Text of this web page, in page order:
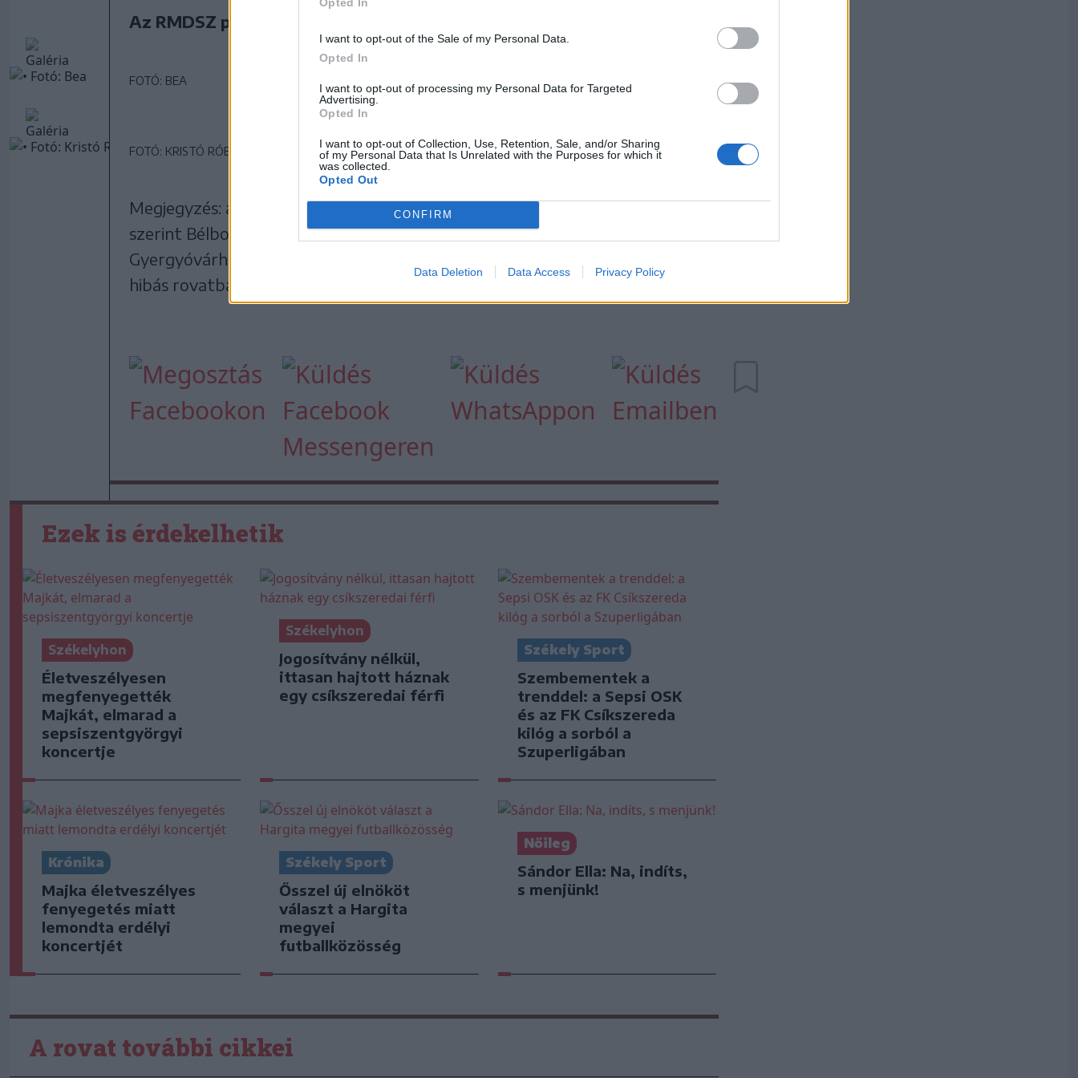
I want to opt-out of the Sale of my Personal Data.
Opted In
I want to opt-out of processing my Personal Data for Targeted
Advertising.
Opted In
I want to opt-out of Collection, Use, Retention, Sale, and/or Sharing
of my Personal Data that Is Unrelated with the Purposes for which it
was collected.
Opted Out
CONFIRM
Data Deletion Data Access Privacy Policy
Az RMDSZ párhuzamos számlálásának összesítése:
FOTÓ: BEA
FOTÓ: KRISTÓ RÓBERT
Megjegyzés: a mellékelt táblázatokat az RMDSZ-től kaptuk, s a jelek
szerint Bélborból, Maroshévízről, Borszékről, Gyergyóalfaluból,
Gyergyóvárhegyről nincsenek benne adatok. Balánbányánál valószínűleg
hibás rovatban szerepel a leadott és az érvényes szavazatok száma.
Ezek is érdekelhetik
Székelyhon
Életveszélyesen
megfenyegették
Majkát, elmarad a
sepsiszentgyörgyi
koncertje
Székelyhon
Jogosítvány nélkül,
ittasan hajtott háznak
egy csíkszeredai férfi
Székely Sport
Szembementek a
trenddel: a Sepsi OSK
és az FK Csíkszereda
kilóg a sorból a
Szuperligában
Krónika
Majka életveszélyes
fenyegetés miatt
lemondta erdélyi
koncertjét
Székely Sport
Ősszel új elnököt
választ a Hargita
megyei
futballközösség
Nőileg
Sándor Ella: Na, indíts,
s menjünk!
A rovat további cikkei